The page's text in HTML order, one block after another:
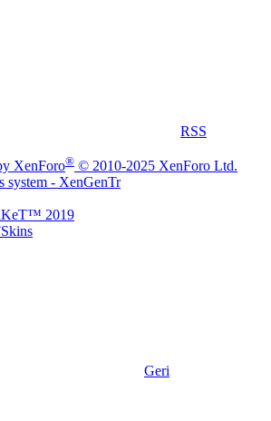
RSS
XenForo® © 2010-2025 XenForo Ltd.
system - XenGenTr
2019
Geri